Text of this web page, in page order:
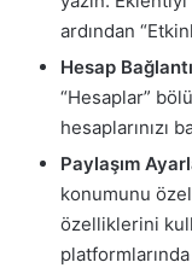
ardından
Hesap
“Hesaplar”
hesaplarınızı
Paylaşım
konumunu
özelliklerini